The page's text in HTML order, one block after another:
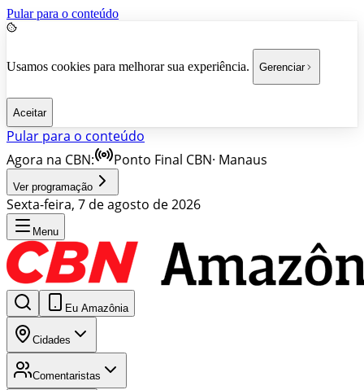
Pular para o conteúdo
Usamos cookies para melhorar sua experiência. Gerenciar
Aceitar
Pular para o conteúdo
Agora na CBN:
Ponto Final CBN· Manaus
Ver programação
Sexta-feira, 7 de agosto de 2026
Menu
Eu Amazônia
Cidades
Comentaristas